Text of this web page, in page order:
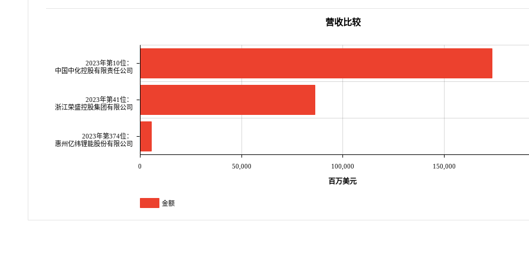
2023年第10位：
中国中化控股有限责任公司
2023年第41位：
浙江荣盛控股集团有限公司
2023年第374位：
惠州亿纬锂能股份有限公司
0 50,000 100,000 150,000
百万美元
营收比较
金额